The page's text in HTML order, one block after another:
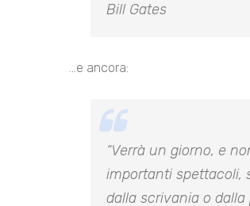
Bill Gates
…e ancora:
“Verrà un giorno, e
importanti spettacoli,
dalla scrivania o dalla